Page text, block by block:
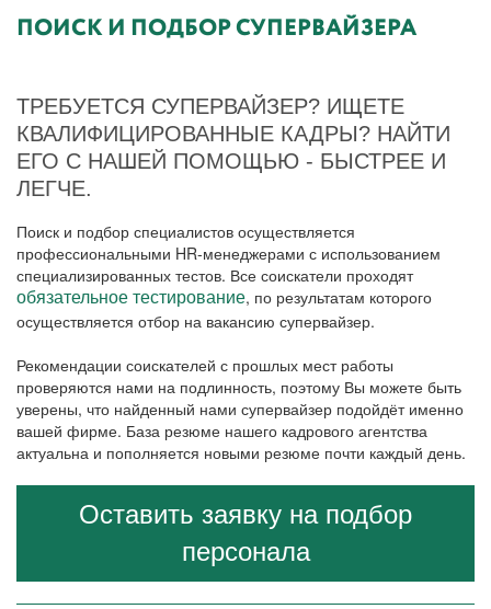
ПОИСК И ПОДБОР СУПЕРВАЙЗЕРА
ТРЕБУЕТСЯ СУПЕРВАЙЗЕР? ИЩЕТЕ
КВАЛИФИЦИРОВАННЫЕ КАДРЫ? НАЙТИ
ЕГО С НАШЕЙ ПОМОЩЬЮ - БЫСТРЕЕ И
ЛЕГЧЕ.
Поиск и подбор специалистов осуществляется
профессиональными HR-менеджерами с использованием
специализированных тестов. Все соискатели проходят
обязательное тестирование, по результатам которого
осуществляется отбор на вакансию супервайзер.
Рекомендации соискателей с прошлых мест работы
проверяются нами на подлинность, поэтому Вы можете быть
уверены, что найденный нами супервайзер подойдёт именно
вашей фирме. База резюме нашего кадрового агентства
актуальна и пополняется новыми резюме почти каждый день.
Оставить заявку на подбор
персонала